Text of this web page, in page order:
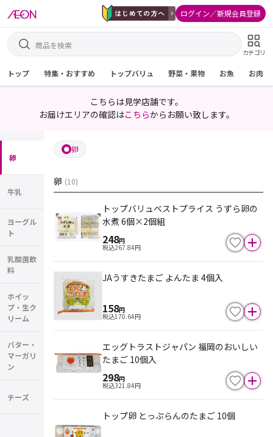
ログイン／新規会員登録
カテゴリ
トップ 特集・おすすめ トップバリュ 野菜・果物 お魚 お肉
こちらは見学店舗です。
お届けエリアの確認はこちらからお願い致します。
卵
牛乳
ヨーグル
ト
乳酸菌飲
料
ホイッ
プ・生ク
リーム
バター・
マーガリ
ン
チーズ
卵
卵 (10)
トップバリュベストプライス うずら卵の
水煮 6個×2個組
248円
税込267.84円
JAうすきたまご よんたま 4個入
158円
税込170.64円
エッグトラストジャパン 福岡のおいしい
たまご 10個入
298円
税込321.84円
トップ卵 とっぷらんのたまご 10個